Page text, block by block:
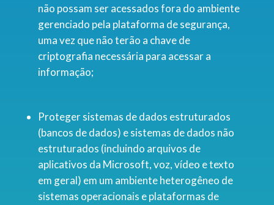
não possam ser acessados fora do ambiente
gerenciado pela plataforma de segurança,
uma vez que não terão a chave de
criptografia necessária para acessar a
informação;
Proteger sistemas de dados estruturados
(bancos de dados) e sistemas de dados não
estruturados (incluindo arquivos de
aplicativos da Microsoft, voz, vídeo e texto
em geral) em um ambiente heterogêneo de
sistemas operacionais e plataformas de